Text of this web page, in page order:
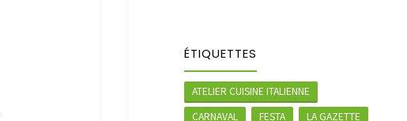
ÉTIQUETTES
ATELIER CUISINE ITALIENNE
CARNAVAL
FESTA
LA GAZETTE